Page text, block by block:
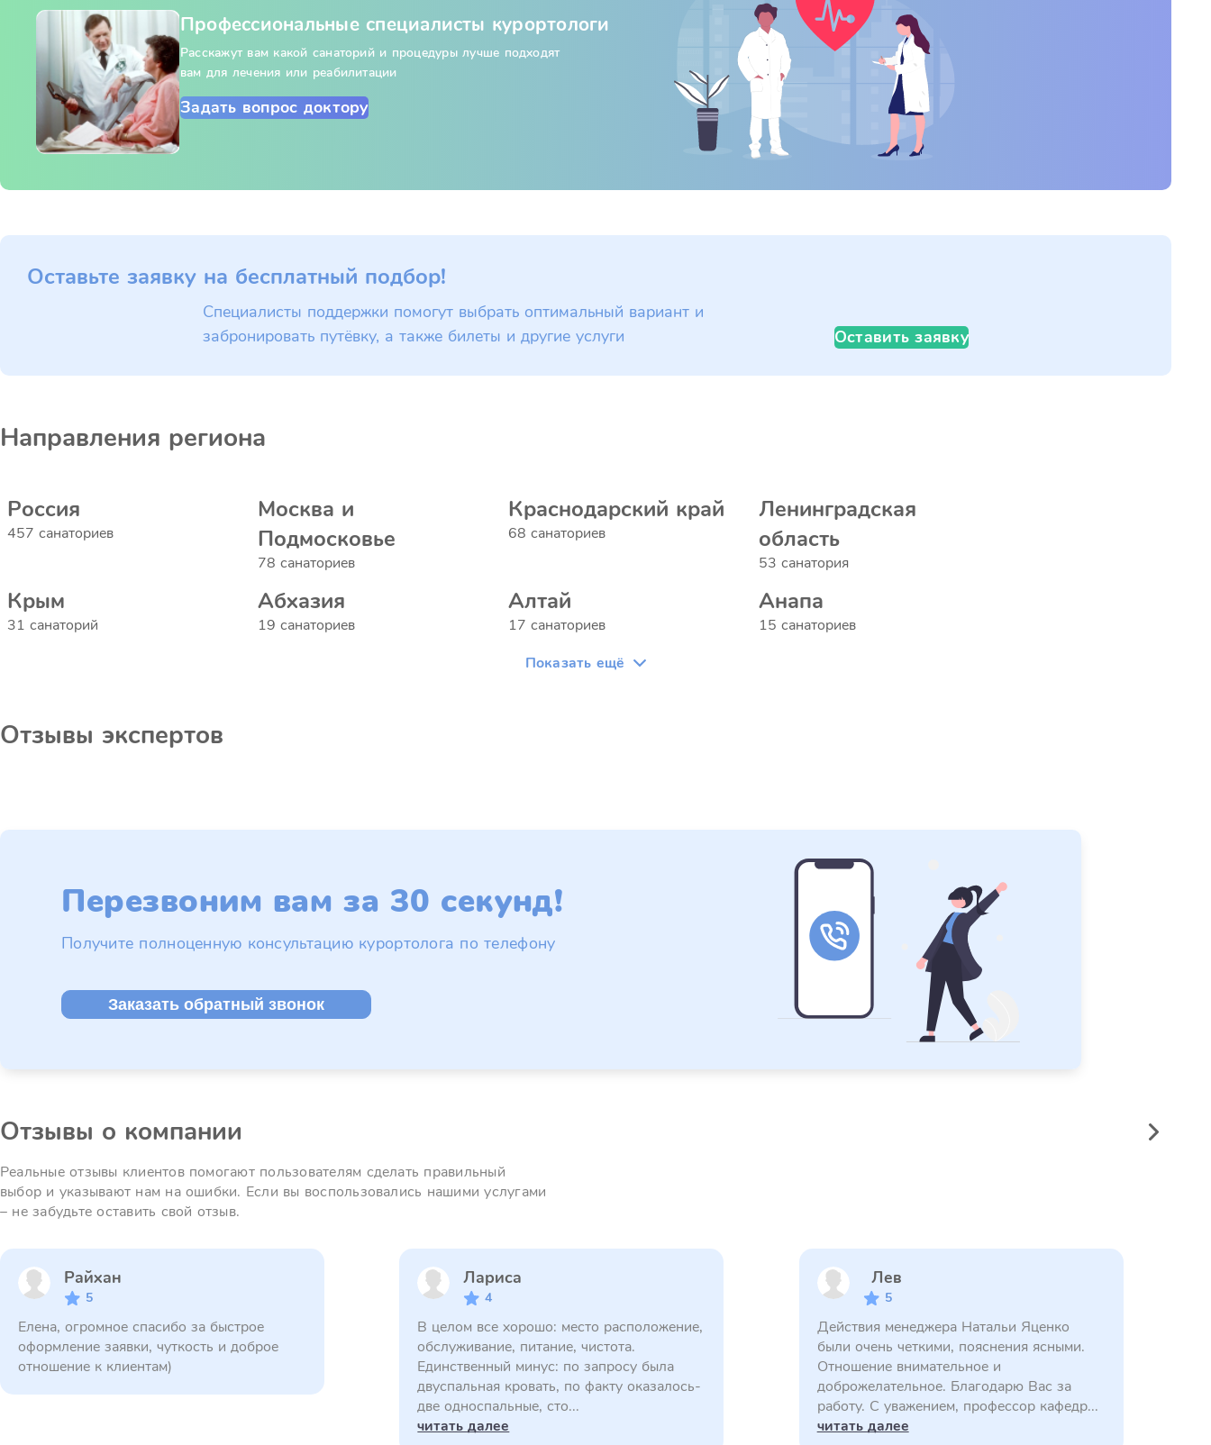
Профессиональные специалисты курортологи
Расскажут вам какой санаторий и процедуры лучше подходят
вам для лечения или реабилитации
Задать вопрос доктору
Оставьте заявку на бесплатный подбор!
Специалисты поддержки помогут выбрать оптимальный вариант и
забронировать путёвку, а также билеты и другие услуги
Оставить заявку
Направления региона
Россия
457 санаториев
Москва и
Подмосковье
78 санаториев
Краснодарский край
68 санаториев
Ленинградская
область
53 санатория
Крым
31 санаторий
Абхазия
19 санаториев
Алтай
17 санаториев
Анапа
15 санаториев
Показать ещё
Отзывы экспертов
Перезвоним вам за 30 секунд!
Получите полноценную консультацию курортолога по телефону
Заказать обратный звонок
Отзывы о компании
Реальные отзывы клиентов помогают пользователям сделать правильный
выбор и указывают нам на ошибки. Если вы воспользовались нашими услугами
– не забудьте оставить свой отзыв.
Райхан
5
Елена, огромное спасибо за быстрое
оформление заявки, чуткость и доброе
отношение к клиентам)
Лариса
4
В целом все хорошо: место расположение,
обслуживание, питание, чистота.
Единственный минус: по запросу была
двуспальная кровать, по факту оказалось-
две односпальные, сто...
читать далее
Лев
5
Действия менеджера Натальи Яценко
были очень четкими, пояснения ясными.
Отношение внимательное и
доброжелательное. Благодарю Вас за
работу. С уважением, профессор кафедр...
читать далее